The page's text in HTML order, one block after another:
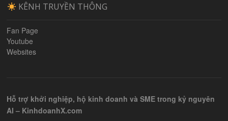
KÊNH TRUYỀN THÔNG
Fan Page
Youtube
Websites
Hỗ trợ khởi nghiệp, hộ kinh doanh và SME trong kỷ nguyên
AI – KinhdoanhX.com